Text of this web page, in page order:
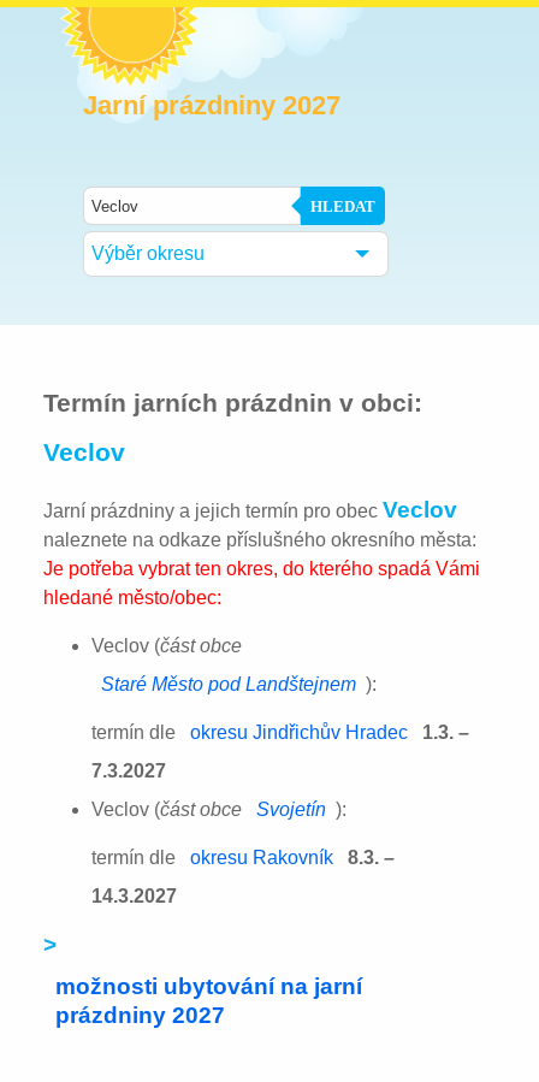
Jarní prázdniny 2027
HLEDAT
Výběr okresu
Termín jarních prázdnin v obci:
Veclov
Jarní prázdniny a jejich termín pro obecVeclov
naleznete na odkaze příslušného okresního města:
Je potřeba vybrat ten okres, do kterého spadá Vámi
hledané město/obec:
Veclov (část obce
Staré Město pod Landštejnem ):
termín dle okresu Jindřichův Hradec
1.3. –
7.3.2027
Veclov (část obce Svojetín ):
termín dle okresu Rakovník
8.3. –
14.3.2027
>
možnosti ubytování na jarní
prázdniny 2027